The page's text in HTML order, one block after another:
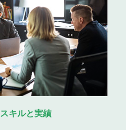
キルと実績